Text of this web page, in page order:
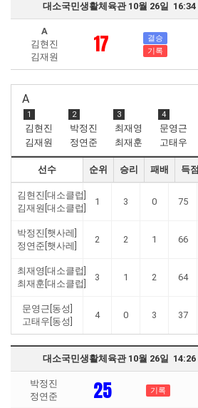
대소국민생활체육관 10월 26일 16:34
A
김현진
김재원
17
결승
기록
A
1
김현진
김재원
2
박정진
정연준
3
최재영
최재훈
4
문영근
고태우
선수 순위 승리 패배 득점
김현진[대소클럽]
김재원[대소클럽]
1 3 0 75
박정진[햇사레]
정연준[햇사레]
2 2 1 66
최재영[대소클럽]
최재훈[대소클럽]
3 1 2 64
문영근[동성]
고태우[동성]
4 0 3 37
대소국민생활체육관 10월 26일 14:26
박정진
정연준
25 기록